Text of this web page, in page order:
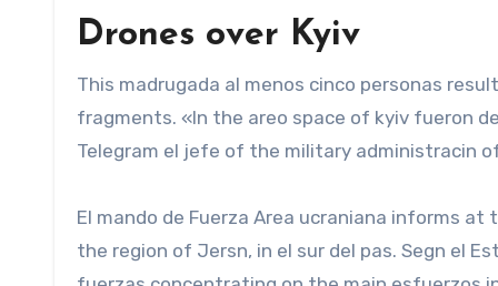
Drones over Kyiv
This madrugada al menos cinco personas
fragments. «In the areo space of kyiv fueron
Telegram el jefe of the military administracin
El mando de Fuerza Area ucraniana informs
the region of Jersn, in el sur del pas. Segn el